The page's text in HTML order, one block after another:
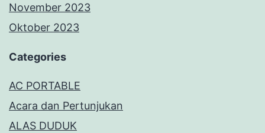
November 2023
Oktober 2023
Categories
AC PORTABLE
Acara dan Pertunjukan
ALAS DUDUK